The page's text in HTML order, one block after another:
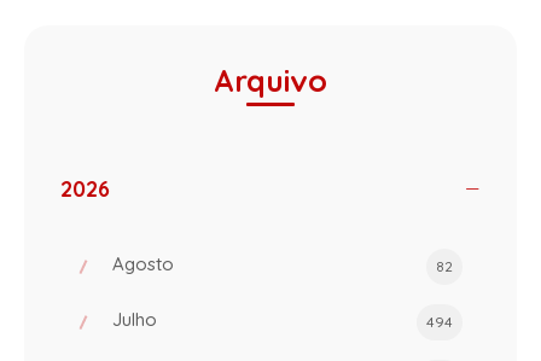
Arquivo
2026
Agosto 82
Julho 494